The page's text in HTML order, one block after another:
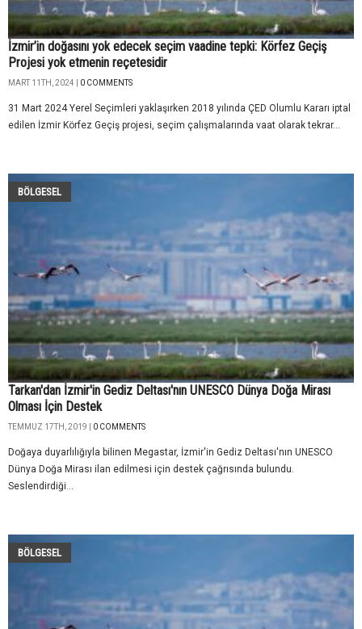
İzmir’in doğasını yok edecek seçim vaadine tepki: Körfez Geçiş
Projesi yok etmenin reçetesidir
MART 11TH, 2024 | 0 COMMENTS
31 Mart 2024 Yerel Seçimleri yaklaşırken 2018 yılında ÇED Olumlu Kararı iptal
edilen İzmir Körfez Geçiş projesi, seçim çalışmalarında vaat olarak tekrar...
BÖLGESEL
Tarkan'dan İzmir'in Gediz Deltası'nın UNESCO Dünya Doğa Mirası
Olması İçin Destek
TEMMUZ 17TH, 2019 | 0 COMMENTS
Doğaya duyarlılığıyla bilinen Megastar, İzmir'in Gediz Deltası'nın UNESCO
Dünya Doğa Mirası ilan edilmesi için destek çağrısında bulundu.
Seslendirdiği...
BÖLGESEL